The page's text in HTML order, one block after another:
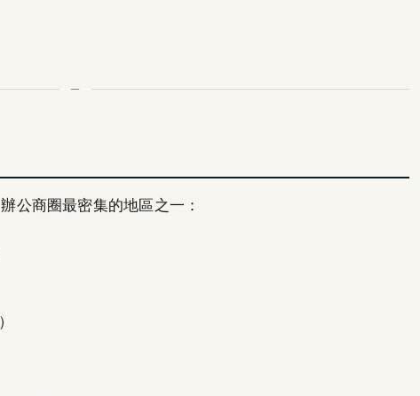
公商圈最密集的地區之一：